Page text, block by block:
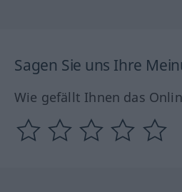
Sagen Sie uns Ihre
Wie gefällt Ihnen das